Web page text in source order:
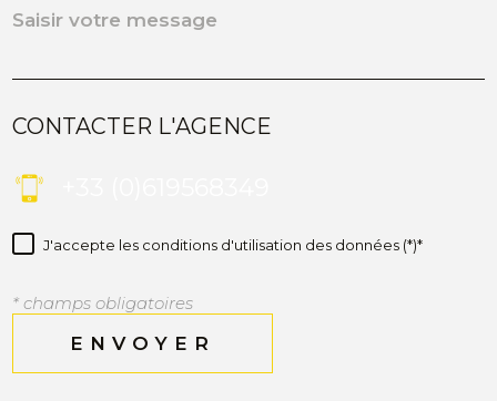
CONTACTER L'AGENCE
J'accepte les conditions d'utilisation des données (*)*
* champs obligatoires
ENVOYER